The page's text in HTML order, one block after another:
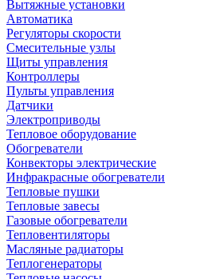
Вытяжные установки
Автоматика
Регуляторы скорости
Смесительные узлы
Щиты управления
Контроллеры
Пульты управления
Датчики
Электроприводы
Тепловое оборудование
Обогреватели
Конвекторы электрические
Инфракрасные обогреватели
Тепловые пушки
Тепловые завесы
Газовые обогреватели
Тепловентиляторы
Масляные радиаторы
Теплогенераторы